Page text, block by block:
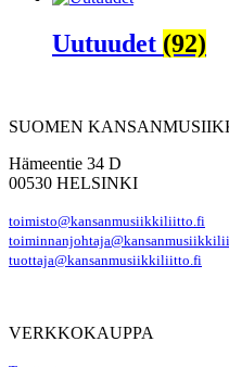
Uutuudet (92)
SUOMEN
Hämeentie 34 D
00530 HELSINKI
toimisto@kansanmusiikkiliitto.fi
tuottaja@kansanmusiikkiliitto.fi
VERKKOKAUPPA